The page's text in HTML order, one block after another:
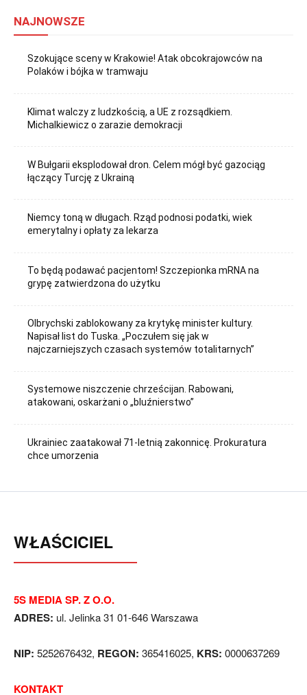
NAJNOWSZE
Szokujące sceny w Krakowie! Atak obcokrajowców na
Polaków i bójka w tramwaju
Klimat walczy z ludzkością, a UE z rozsądkiem.
Michalkiewicz o zarazie demokracji
W Bułgarii eksplodował dron. Celem mógł być gazociąg
łączący Turcję z Ukrainą
Niemcy toną w długach. Rząd podnosi podatki, wiek
emerytalny i opłaty za lekarza
To będą podawać pacjentom! Szczepionka mRNA na
grypę zatwierdzona do użytku
Olbrychski zablokowany za krytykę minister kultury.
Napisał list do Tuska. „Poczułem się jak w
najczarniejszych czasach systemów totalitarnych”
Systemowe niszczenie chrześcijan. Rabowani,
atakowani, oskarżani o „bluźnierstwo”
Ukrainiec zaatakował 71-letnią zakonnicę. Prokuratura
chce umorzenia
WŁAŚCICIEL
5S MEDIA SP. Z O.O.
ADRES: ul. Jelinka 31 01-646 Warszawa
NIP: 5252676432, REGON: 365416025, KRS: 0000637269
KONTAKT